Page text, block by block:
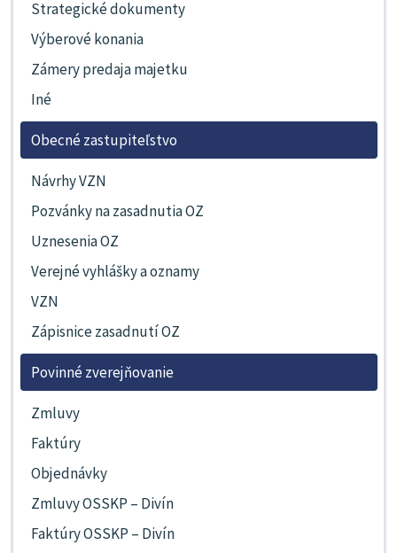
Strategické dokumenty
Výberové konania
Zámery predaja majetku
Iné
Obecné zastupiteľstvo
Návrhy VZN
Pozvánky na zasadnutia OZ
Uznesenia OZ
Verejné vyhlášky a oznamy
VZN
Zápisnice zasadnutí OZ
Povinné zverejňovanie
Zmluvy
Faktúry
Objednávky
Zmluvy OSSKP – Divín
Faktúry OSSKP – Divín